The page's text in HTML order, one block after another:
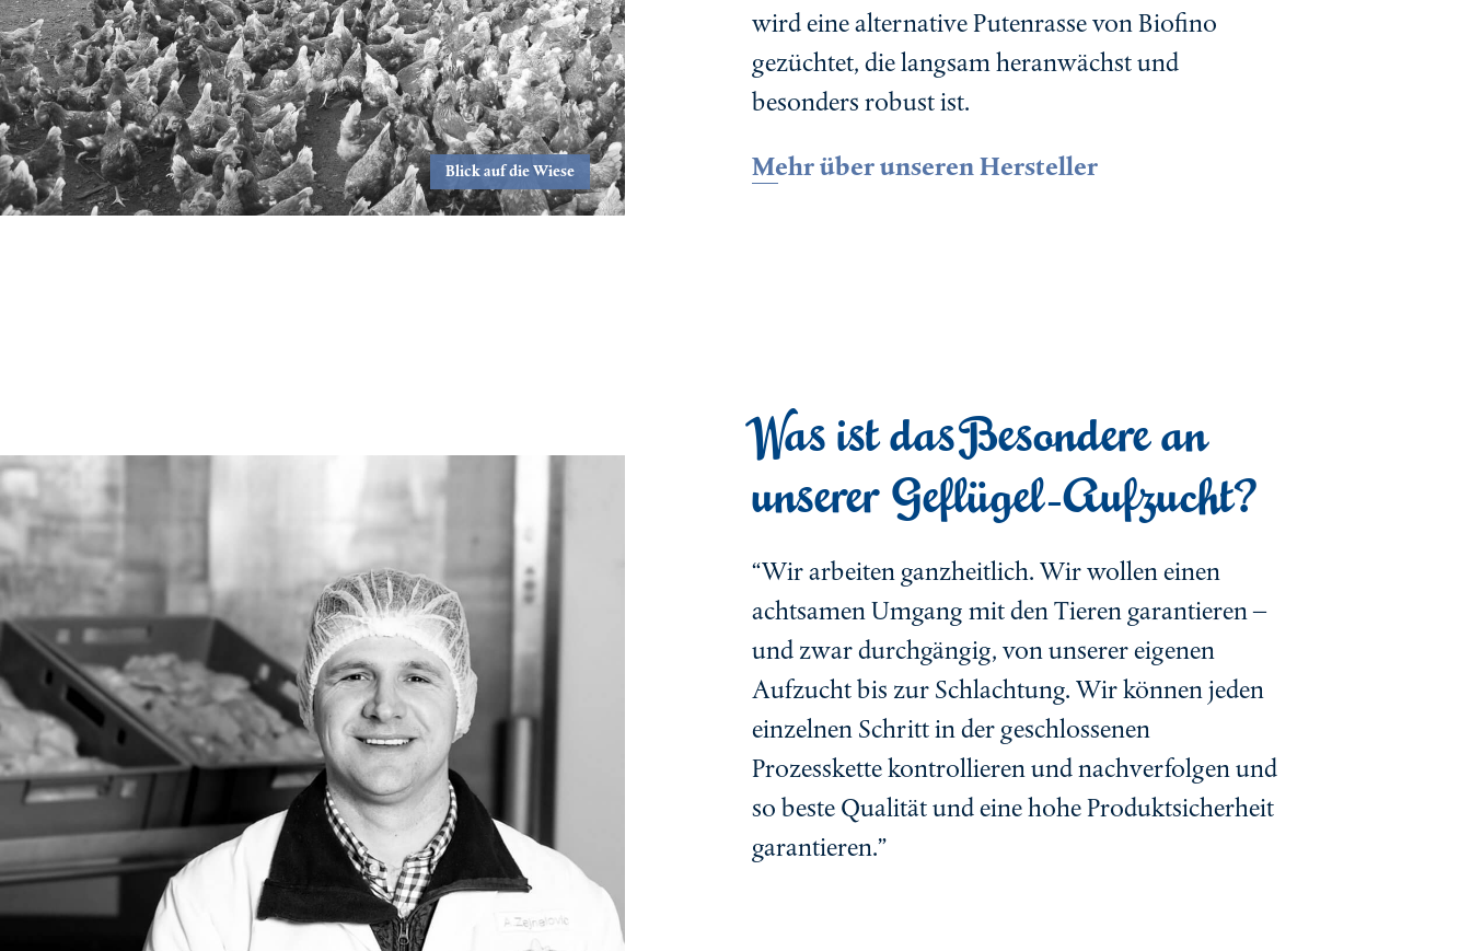
wird eine alternative Putenrasse von Biofino
gezüchtet, die langsam heranwächst und
besonders robust ist.
Mehr über unseren Hersteller
Blick auf die Wiese
Was ist das Besondere an
unserer Geflügel-Aufzucht?
“Wir arbeiten ganzheitlich. Wir wollen einen
achtsamen Umgang mit den Tieren garantieren –
und zwar durchgängig, von unserer eigenen
Aufzucht bis zur Schlachtung. Wir können jeden
einzelnen Schritt in der geschlossenen
Prozesskette kontrollieren und nachverfolgen und
so beste Qualität und eine hohe Produktsicherheit
garantieren.”